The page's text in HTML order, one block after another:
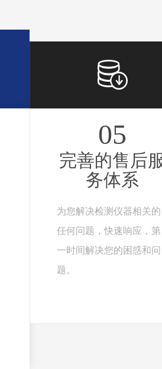
05
完善的售后
务体系
为您解决检测仪器相关的
任何问题，快速响应，第
一时间解决您的困惑和问
题。